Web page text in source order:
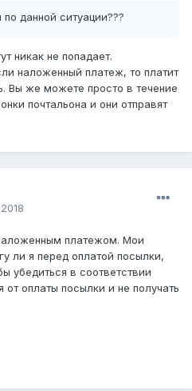
данной ситуации???
никак не попадает.
наложенный платеж, то платит
Вы же можете просто в течение
почтальона и они отправят
платежом. Мои
ли я перед оплатой посылки,
убедиться в соответствии
от оплаты посылки и не получать